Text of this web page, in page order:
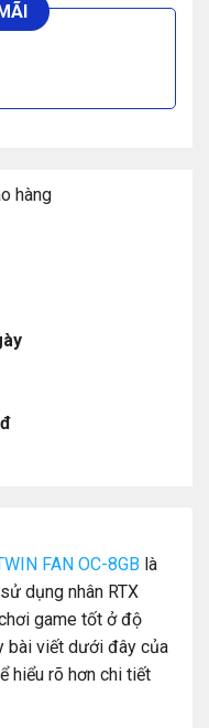
hàng
FAN OC-8GB là
dụng nhân RTX
game tốt ở độ
bài viết dưới đây của
hiểu rõ hơn chi tiết